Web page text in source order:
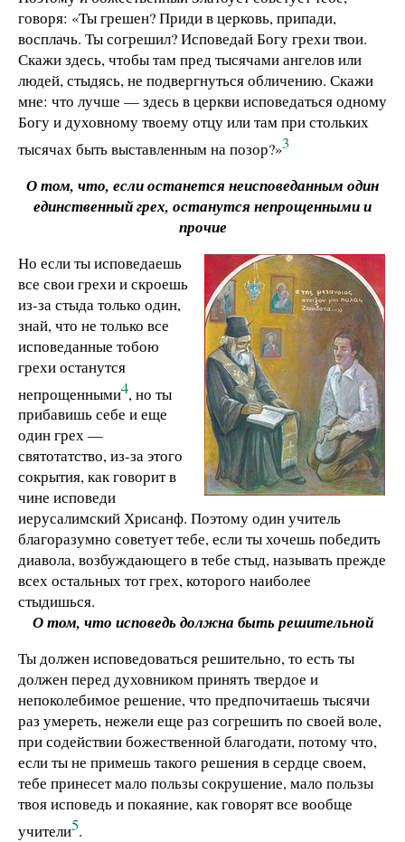
говоря: «Ты грешен? Приди в церковь, припади,
восплачь. Ты согрешил? Исповедай Богу грехи твои.
Скажи здесь, чтобы там пред тысячами ангелов или
людей, стыдясь, не подвергнуться обличению. Скажи
мне: что лучше — здесь в церкви исповедаться одному
Богу и духовному твоему отцу или там при стольких
тысячах быть выставленным на позор?»3
О том, что, если останется неисповеданным один
единственный грех, останутся непрощенными и
прочие
Но если ты исповедаешь
все свои грехи и скроешь
из-за стыда только один,
знай, что не только все
исповеданные тобою
грехи останутся
непрощенными4, но ты
прибавишь себе и еще
один грех —
святотатство, из-за этого
сокрытия, как говорит в
чине исповеди
иерусалимский Хрисанф. Поэтому один учитель
благоразумно советует тебе, если ты хочешь победить
диавола, возбуждающего в тебе стыд, называть прежде
всех остальных тот грех, которого наиболее
стыдишься.
О том, что исповедь должна быть решительной
Ты должен исповедоваться решительно, то есть ты
должен перед духовником принять твердое и
непоколебимое решение, что предпочитаешь тысячи
раз умереть, нежели еще раз согрешить по своей воле,
при содействии божественной благодати, потому что,
если ты не примешь такого решения в сердце своем,
тебе принесет мало пользы сокрушение, мало пользы
твоя исповедь и покаяние, как говорят все вообще
учители5.